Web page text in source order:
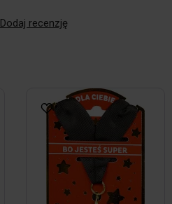
Dodaj recenzję